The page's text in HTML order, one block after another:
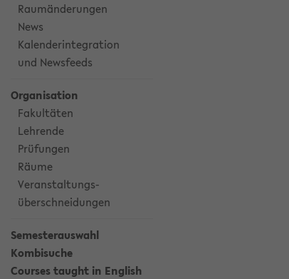
Raumänderungen
News
Kalenderintegration
und Newsfeeds
Organisation
Fakultäten
Lehrende
Prüfungen
Räume
Veranstaltungs-
überschneidungen
Semesterauswahl
Kombisuche
Courses taught in English